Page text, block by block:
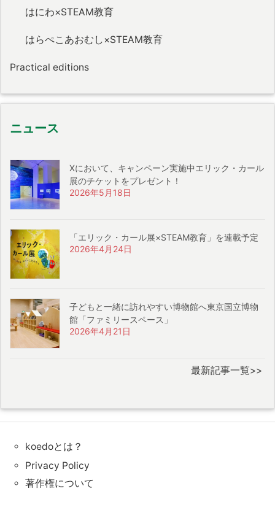
はにわ×STEAM教育
はらぺこあおむし×STEAM教育
Practical editions
ニュース
Xにおいて、キャンペーン実施中エリック・カール
展のチケットをプレゼント！
2026年5月18日
「エリック・カール展×STEAM教育」を連載予定
2026年4月24日
子どもと一緒に訪れやすい博物館へ東京国立博物
館「ファミリースペース」
2026年4月21日
最新記事一覧>>
koedoとは？
Privacy Policy
著作権について